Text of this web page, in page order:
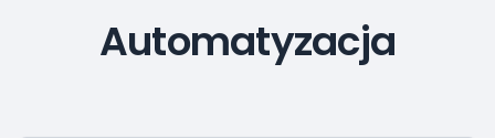
Automatyzacja